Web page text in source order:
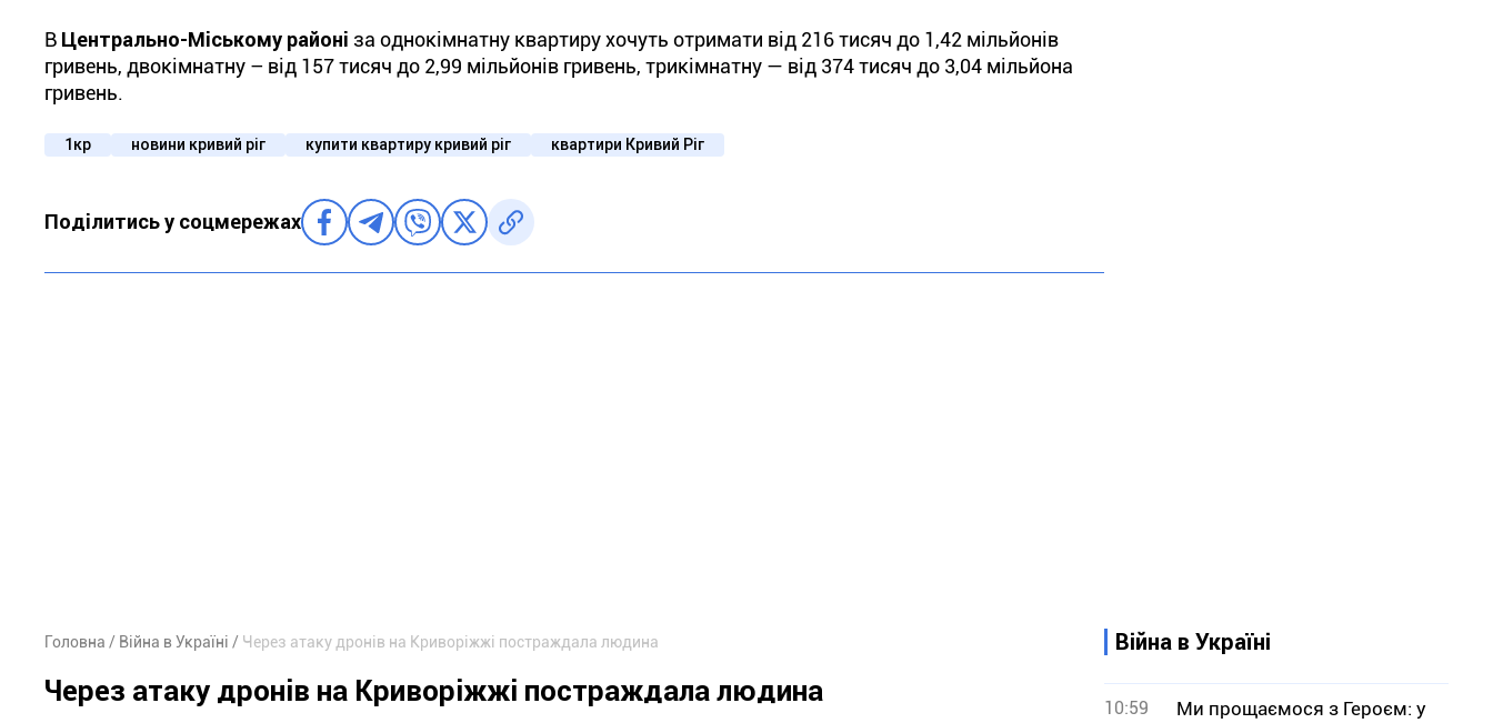
В Центрально-Міському районі за однокімнатну квартиру хочуть отримати від 216 тисяч до 1,42 мільйонів
гривень, двокімнатну – від 157 тисяч до 2,99 мільйонів гривень, трикімнатну — від 374 тисяч до 3,04 мільйона
гривень.
1кр новини кривий ріг купити квартиру кривий ріг квартири Кривий Ріг
Поділитись у соцмережах
Головна Війна в Україні Через атаку дронів на Криворіжжі постраждала людина
Через атаку дронів на Криворіжжі постраждала людина
Війна в Україні
10:59
Ми прощаємося з Героєм: у